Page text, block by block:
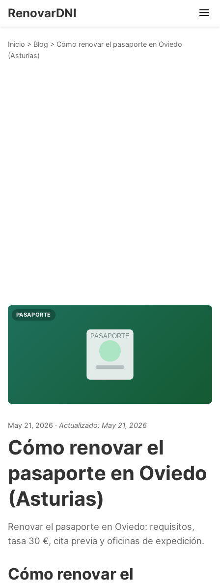
RenovarDNI
Inicio > Blog > Cómo renovar el pasaporte en Oviedo
(Asturias)
PASAPORTE
PASAPORTE
May 21, 2026 · Actualizado: May 21, 2026
Cómo renovar el
pasaporte en Oviedo
(Asturias)
Renovar el pasaporte en Oviedo: requisitos,
tasa 30 €, cita previa y oficinas de expedición.
Cómo renovar el